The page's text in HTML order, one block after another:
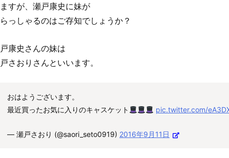
すが、瀬戸康史に妹が
っしゃるのはご存知でしょうか？
康史さんの妹は
さおりさんといいます。
おはようございます。
最近買ったお気に入りのキャスケット
pic.twitter.com/
— 瀬戸さおり (@saori_seto0919) 2016年9月11日